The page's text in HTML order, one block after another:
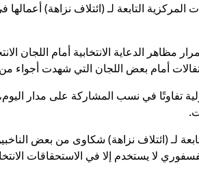
التابعة لـ (ائتلاف نزاهة)
مظاهر الدعاية الانتخابية أمام
أمام بعض اللجان التي شهدت أجواء
تفاوتًا في نسب المشاركة على مدار
لـ (ائتلاف نزاهة) شكاوى من بعض
لا يستخدم إلا في الاستحقاقات